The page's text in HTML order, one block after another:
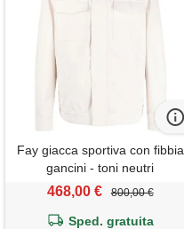
Fay giacca sportiva con fibbia
gancini - toni neutri
468,00 € 800,00 €
Sped. gratuita